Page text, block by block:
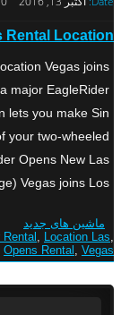
Rental Location
Vegas joins
major EagleRider
lets you make Sin
your two-wheeled
Opens New Las
Vegas joins Los […]
ماشین های جدید
Rental, Location Las,
Opens Rental , Vegas